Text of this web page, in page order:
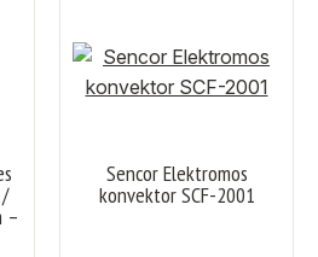
–
Sencor Elektromos
konvektor SCF-2001